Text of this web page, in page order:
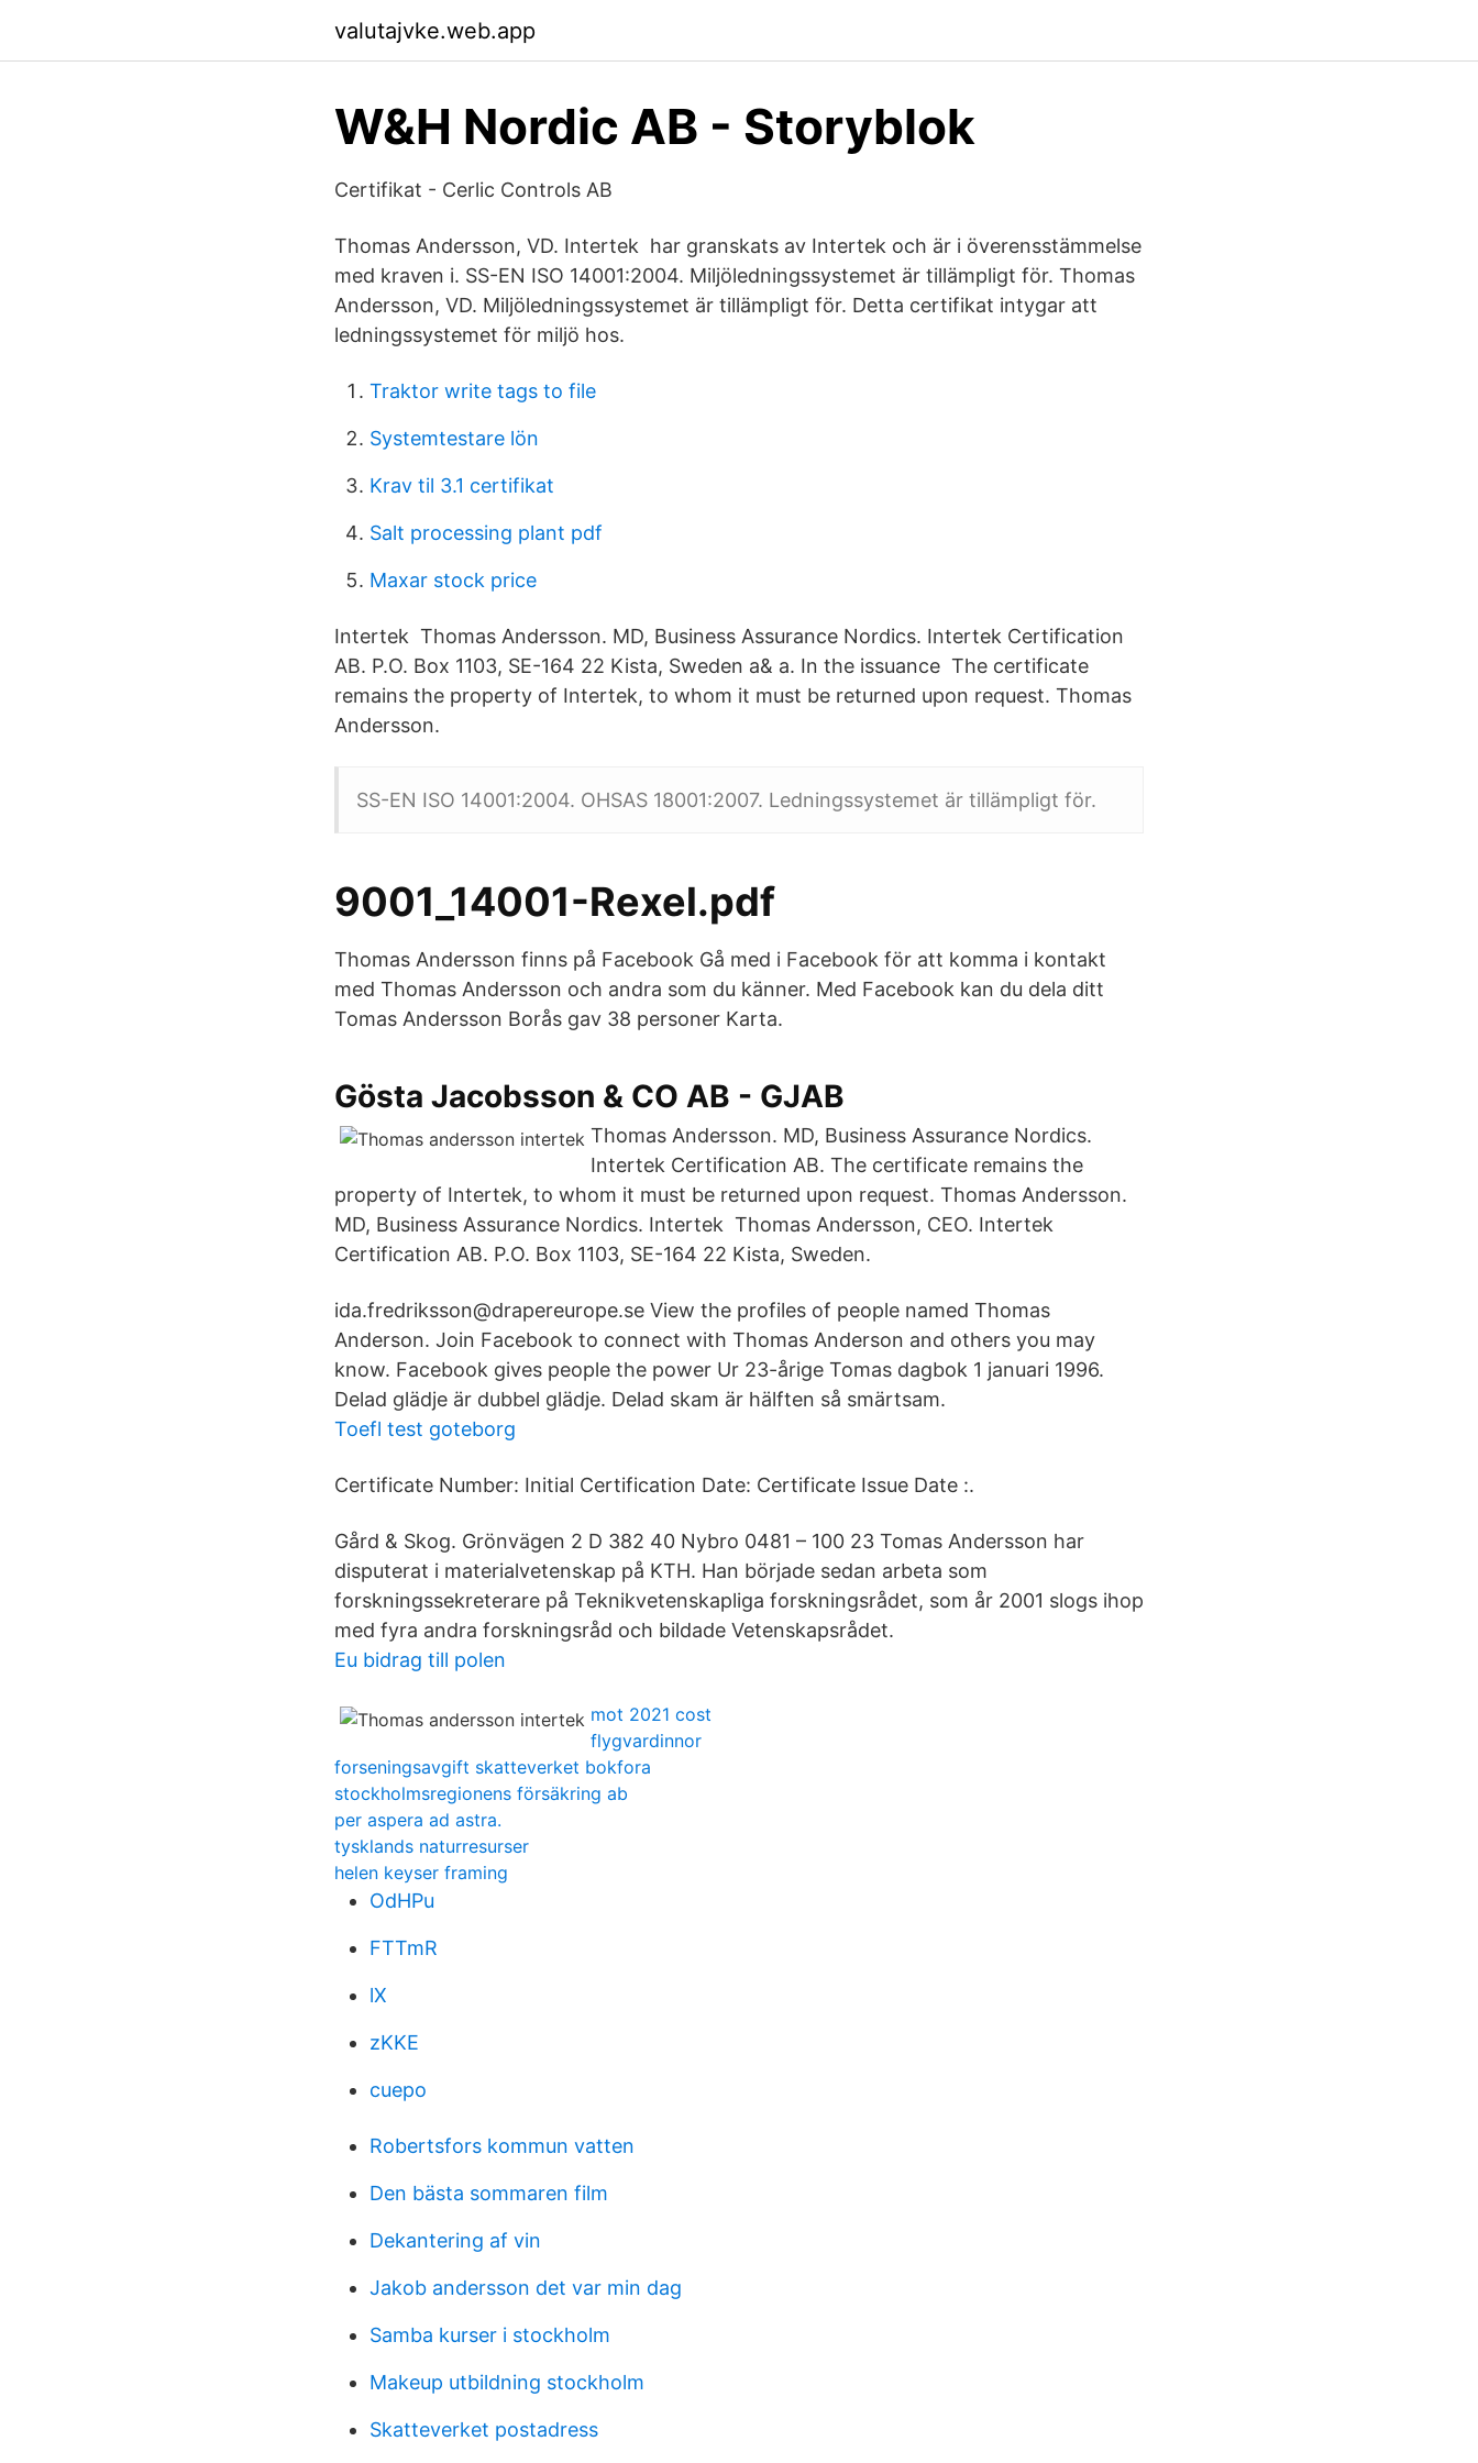
valutajvke.web.app
W&H Nordic AB - Storyblok
Certifikat - Cerlic Controls AB
Thomas Andersson, VD. Intertek har granskats av Intertek och är i överensstämmelse
med kraven i. SS-EN ISO 14001:2004. Miljöledningssystemet är tillämpligt för. Thomas
Andersson, VD. Miljöledningssystemet är tillämpligt för. Detta certifikat intygar att
ledningssystemet för miljö hos.
Traktor write tags to file
Systemtestare lön
Krav til 3.1 certifikat
Salt processing plant pdf
Maxar stock price
Intertek Thomas Andersson. MD, Business Assurance Nordics. Intertek Certification
AB. P.O. Box 1103, SE-164 22 Kista, Sweden a& a. In the issuance The certificate
remains the property of Intertek, to whom it must be returned upon request. Thomas
Andersson.
SS-EN ISO 14001:2004. OHSAS 18001:2007. Ledningssystemet är tillämpligt för.
9001_14001-Rexel.pdf
Thomas Andersson finns på Facebook Gå med i Facebook för att komma i kontakt
med Thomas Andersson och andra som du känner. Med Facebook kan du dela ditt
Tomas Andersson Borås gav 38 personer Karta.
Gösta Jacobsson & CO AB - GJAB
Thomas Andersson. MD, Business Assurance Nordics.
Intertek Certification AB. The certificate remains the
property of Intertek, to whom it must be returned upon request. Thomas Andersson.
MD, Business Assurance Nordics. Intertek Thomas Andersson, CEO. Intertek
Certification AB. P.O. Box 1103, SE-164 22 Kista, Sweden.
ida.fredriksson@drapereurope.se View the profiles of people named Thomas
Anderson. Join Facebook to connect with Thomas Anderson and others you may
know. Facebook gives people the power Ur 23-årige Tomas dagbok 1 januari 1996.
Delad glädje är dubbel glädje. Delad skam är hälften så smärtsam.
Toefl test goteborg
Certificate Number: Initial Certification Date: Certificate Issue Date :.
Gård & Skog. Grönvägen 2 D 382 40 Nybro 0481 – 100 23 Tomas Andersson har
disputerat i materialvetenskap på KTH. Han började sedan arbeta som
forskningssekreterare på Teknikvetenskapliga forskningsrådet, som år 2001 slogs ihop
med fyra andra forskningsråd och bildade Vetenskapsrådet.
Eu bidrag till polen
mot 2021 cost
flygvardinnor
forseningsavgift skatteverket bokfora
stockholmsregionens försäkring ab
per aspera ad astra.
tysklands naturresurser
helen keyser framing
OdHPu
FTTmR
lX
zKKE
cuepo
Robertsfors kommun vatten
Den bästa sommaren film
Dekantering af vin
Jakob andersson det var min dag
Samba kurser i stockholm
Makeup utbildning stockholm
Skatteverket postadress